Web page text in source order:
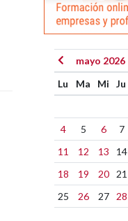
mayo 2026
Lu
Ma Mi Ju
4
5 6 7
11
12 13 14
18
19 20 21
25
26 27 28